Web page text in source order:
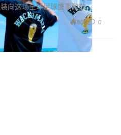
向这场全球足球盛事致敬。
806 0